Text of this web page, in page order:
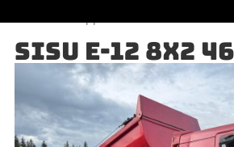
SISU E-12 8X2